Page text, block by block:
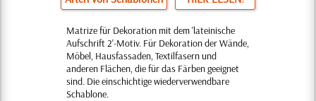
Matrize für Dekoration mit dem 'lateinische
Aufschrift 2'-Motiv. Für Dekoration der Wände,
Möbel, Hausfassaden, Textilfasern und
anderen Flächen, die für das Färben geeignet
sind. Die einschichtige wiederverwendbare
Schablone.